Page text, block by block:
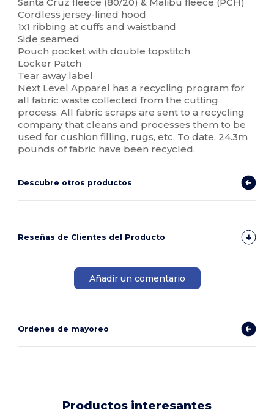
Cordless jersey-lined hood
1x1 ribbing at cuffs and waistband
Side seamed
Pouch pocket with double topstitch
Locker Patch
Tear away label
Next Level Apparel has a recycling program for
all fabric waste collected from the cutting
process. All fabric scraps are sent to a recycling
company that cleans and processes them to be
used for cushion filling, rugs, etc. To date, 24.3m
pounds of fabric have been recycled.
Descubre otros productos
Reseñas de Clientes del Producto
Añadir un comentario
Ordenes de mayoreo
Productos interesantes